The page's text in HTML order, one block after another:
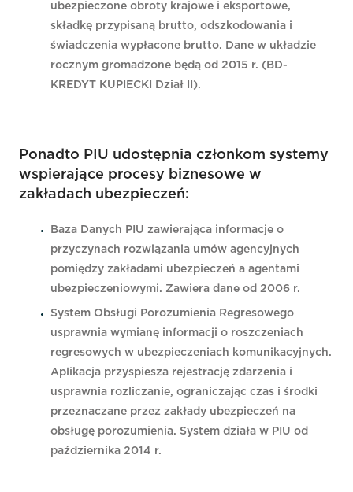
ubezpieczone obroty krajowe i eksportowe,
składkę przypisaną brutto, odszkodowania i
świadczenia wypłacone brutto. Dane w układzie
rocznym gromadzone będą od 2015 r. (BD-
KREDYT KUPIECKI Dział II).
Ponadto PIU udostępnia członkom systemy
wspierające procesy biznesowe w
zakładach ubezpieczeń:
Baza Danych PIU zawierająca informacje o
przyczynach rozwiązania umów agencyjnych
pomiędzy zakładami ubezpieczeń a agentami
ubezpieczeniowymi. Zawiera dane od 2006 r.
System Obsługi Porozumienia Regresowego
usprawnia wymianę informacji o roszczeniach
regresowych w ubezpieczeniach komunikacyjnych.
Aplikacja przyspiesza rejestrację zdarzenia i
usprawnia rozliczanie, ograniczając czas i środki
przeznaczane przez zakłady ubezpieczeń na
obsługę porozumienia. System działa w PIU od
października 2014 r.